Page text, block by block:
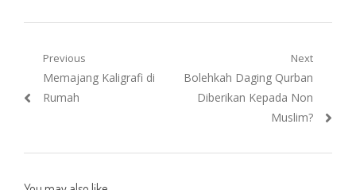
Post
navigation
Previous
Previous
post:
Memajang Kaligrafi di
Rumah
Next
Next
post:
Bolehkah Daging Qurban
Diberikan Kepada Non
Muslim?